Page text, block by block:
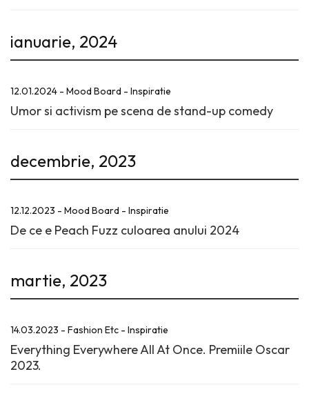
ianuarie, 2024
12.01.2024 - Mood Board - Inspiratie
Umor si activism pe scena de stand-up comedy
decembrie, 2023
12.12.2023 - Mood Board - Inspiratie
De ce e Peach Fuzz culoarea anului 2024
martie, 2023
14.03.2023 - Fashion Etc - Inspiratie
Everything Everywhere All At Once. Premiile Oscar
2023.